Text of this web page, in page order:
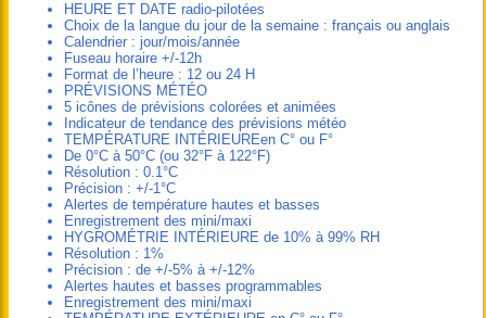
HEURE ET DATE radio-pilotées
Choix de la langue du jour de la semaine : français ou anglais
Calendrier : jour/mois/année
Fuseau horaire +/-12h
Format de l’heure : 12 ou 24 H
PRÉVISIONS MÉTÉO
5 icônes de prévisions colorées et animées
Indicateur de tendance des prévisions météo
TEMPÉRATURE INTÉRIEUREen C° ou F°
De 0°C à 50°C (ou 32°F à 122°F)
Résolution : 0.1°C
Précision : +/-1°C
Alertes de température hautes et basses
Enregistrement des mini/maxi
HYGROMÉTRIE INTÉRIEURE de 10% à 99% RH
Résolution : 1%
Précision : de +/-5% à +/-12%
Alertes hautes et basses programmables
Enregistrement des mini/maxi